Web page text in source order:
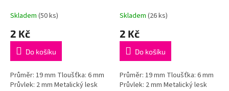
Skladem (50 ks)
2 Kč
Do košíku
Průměr: 19 mm Tloušťka: 6 mm
Průvlek: 2 mm Metalický lesk
Skladem (26 ks)
2 Kč
Do košíku
Průměr: 19 mm Tloušťka: 6 mm
Průvlek: 2 mm Metalický lesk